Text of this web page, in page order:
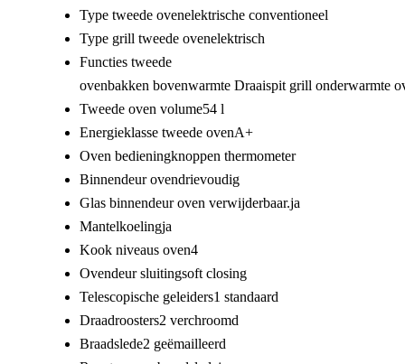
Type tweede ovenelektrische conventioneel
Type grill tweede ovenelektrisch
Functies tweede
ovenbakken bovenwarmte Draaispit grill onderwarmte
Tweede oven volume54 l
Energieklasse tweede ovenA+
Oven bedieningknoppen thermometer
Binnendeur ovendrievoudig
Glas binnendeur oven verwijderbaar.ja
Mantelkoelingja
Kook niveaus oven4
Ovendeur sluitingsoft closing
Telescopische geleiders1 standaard
Draadroosters2 verchroomd
Braadslede2 geëmailleerd